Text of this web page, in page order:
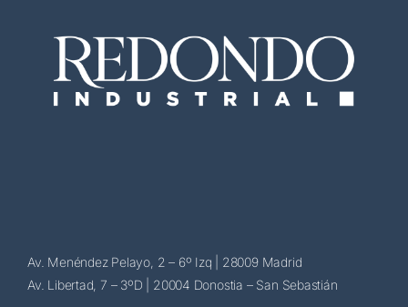
Av. Menéndez Pelayo, 2 – 6º Izq | 28009 Madrid
Av. Libertad, 7 – 3ºD | 20004 Donostia – San Sebastián